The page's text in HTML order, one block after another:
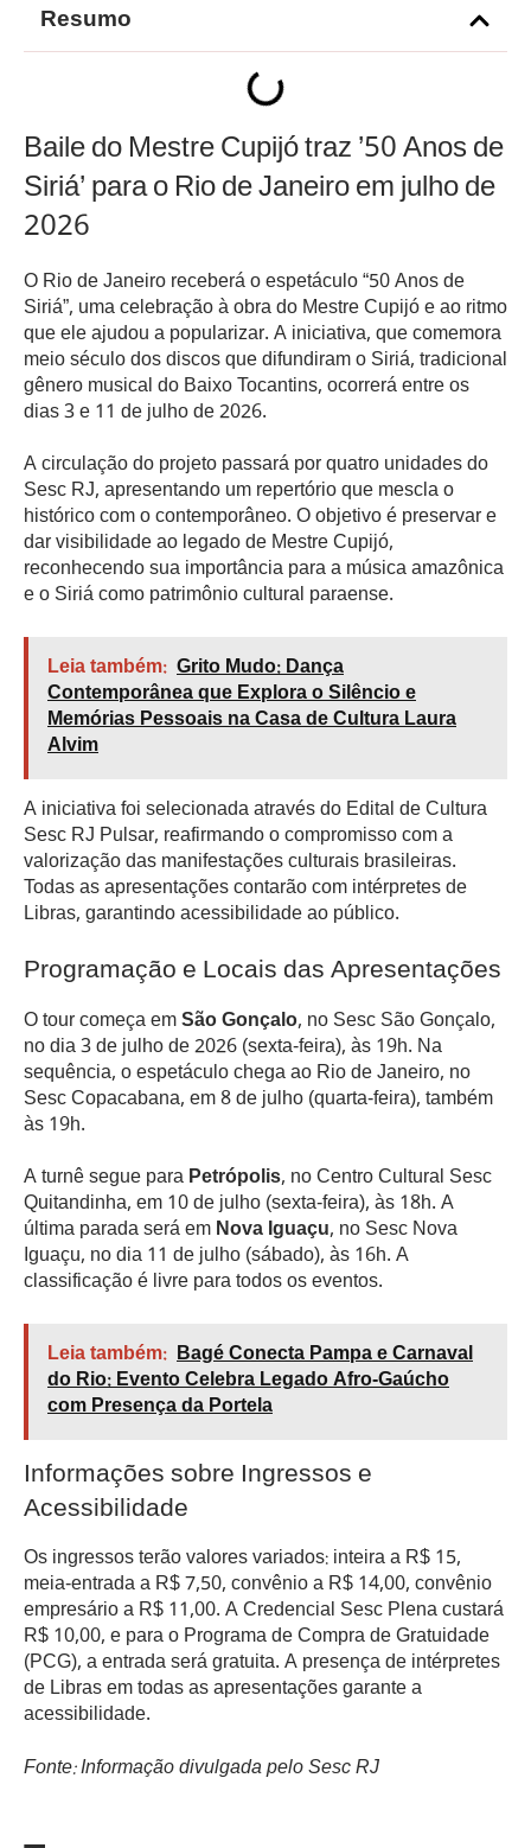
Resumo
Baile do Mestre Cupijó traz ’50 Anos de
Siriá’ para o Rio de Janeiro em julho de
2026
O Rio de Janeiro receberá o espetáculo “50 Anos de
Siriá”, uma celebração à obra do Mestre Cupijó e ao ritmo
que ele ajudou a popularizar. A iniciativa, que comemora
meio século dos discos que difundiram o Siriá, tradicional
gênero musical do Baixo Tocantins, ocorrerá entre os
dias 3 e 11 de julho de 2026.
A circulação do projeto passará por quatro unidades do
Sesc RJ, apresentando um repertório que mescla o
histórico com o contemporâneo. O objetivo é preservar e
dar visibilidade ao legado de Mestre Cupijó,
reconhecendo sua importância para a música amazônica
e o Siriá como patrimônio cultural paraense.
Leia também: Grito Mudo: Dança
Contemporânea que Explora o Silêncio e
Memórias Pessoais na Casa de Cultura Laura
Alvim
A iniciativa foi selecionada através do Edital de Cultura
Sesc RJ Pulsar, reafirmando o compromisso com a
valorização das manifestações culturais brasileiras.
Todas as apresentações contarão com intérpretes de
Libras, garantindo acessibilidade ao público.
Programação e Locais das Apresentações
O tour começa emSão Gonçalo, no Sesc São Gonçalo,
no dia 3 de julho de 2026 (sexta-feira), às 19h. Na
sequência, o espetáculo chega ao Rio de Janeiro, no
Sesc Copacabana, em 8 de julho (quarta-feira), também
às 19h.
A turnê segue paraPetrópolis, no Centro Cultural Sesc
Quitandinha, em 10 de julho (sexta-feira), às 18h. A
última parada será emNova Iguaçu, no Sesc Nova
Iguaçu, no dia 11 de julho (sábado), às 16h. A
classificação é livre para todos os eventos.
Leia também: Bagé Conecta Pampa e Carnaval
do Rio: Evento Celebra Legado Afro-Gaúcho
com Presença da Portela
Informações sobre Ingressos e
Acessibilidade
Os ingressos terão valores variados: inteira a R$ 15,
meia-entrada a R$ 7,50, convênio a R$ 14,00, convênio
empresário a R$ 11,00. A Credencial Sesc Plena custará
R$ 10,00, e para o Programa de Compra de Gratuidade
(PCG), a entrada será gratuita. A presença de intérpretes
de Libras em todas as apresentações garante a
acessibilidade.
Fonte: Informação divulgada pelo Sesc RJ